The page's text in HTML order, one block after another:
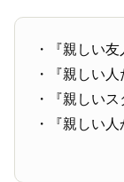
・『親しい友
・『親しい人
・『親しい
・『親しい人